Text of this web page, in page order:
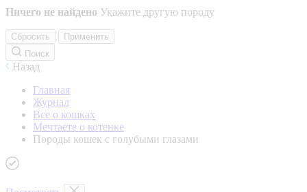
Ничего не найдено Укажите другую породу
Сбросить
Применить
Поиск
Назад
Главная
Журнал
Все о кошках
Мечтаете о котенке
Породы кошек с голубыми глазами